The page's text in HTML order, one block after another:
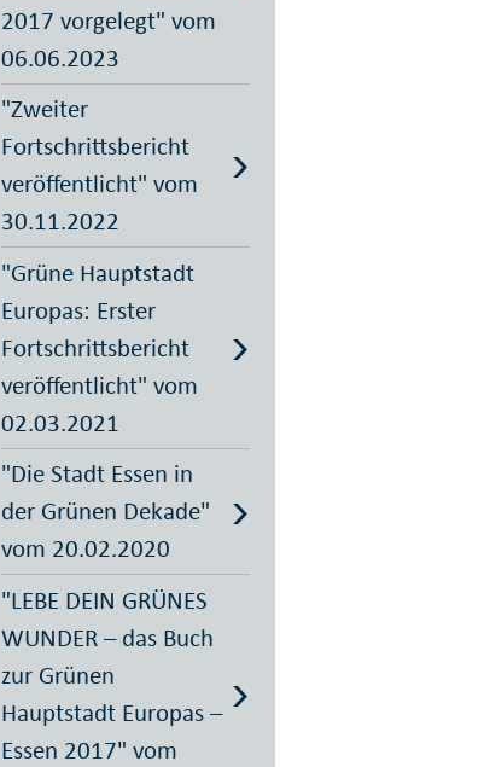
2017 vorgelegt" vom
06.06.2023
"Zweiter
Fortschrittsbericht
veröffentlicht" vom
30.11.2022
"Grüne Hauptstadt
Europas: Erster
Fortschrittsbericht
veröffentlicht" vom
02.03.2021
"Die Stadt Essen in
der Grünen Dekade"
vom 20.02.2020
"LEBE DEIN GRÜNES
WUNDER – das Buch
zur Grünen
Hauptstadt Europas –
Essen 2017" vom